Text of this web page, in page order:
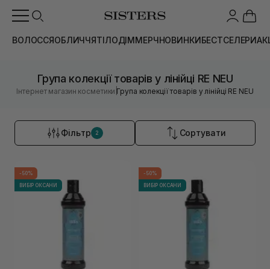
ВОЛОССЯОБЛИЧЧЯТІЛОДІММЕРЧНОВИНКИБЕСТСЕЛЕРИ
Група колекції товарів у лінійці RE NEU
Інтернет магазин косметики |Група колекції товарів у лінійці RE NEU
Фільтр 2 Сортувати
-50%
ВИБІР ОКСАНИ
-50%
ВИБІР ОКСАНИ